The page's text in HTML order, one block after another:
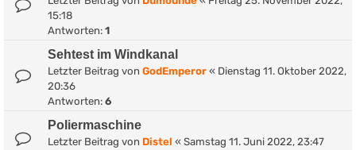
15:18
Antworten: 1
Sehtest im Windkanal
Letzter Beitrag von GodEmperor « Dienstag 11. Oktober 2022,
20:36
Antworten: 6
Poliermaschine
Letzter Beitrag von Distel « Samstag 11. Juni 2022, 23:47